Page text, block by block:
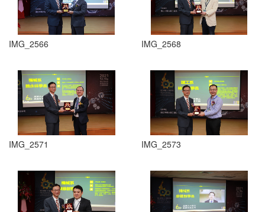
IMG_2566 IMG_2568
IMG_2571 IMG_2573